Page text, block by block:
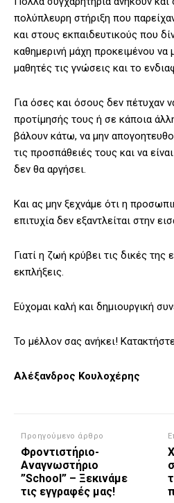
πολύπλευρη στήριξη που
και στους εκπαιδευτικούς που
καθημερινή μάχη προκειμένου
μαθητές τις γνώσεις και το
Για όσες και όσους δεν πέτυχαν
προτίμησής τους ή σε κάποια
βάλουν κάτω, να μην
τις προσπάθειές τους και να
δεν θα αργήσει.
Και ας μην ξεχνάμε ότι η
επιτυχία δεν εξαντλείται στην
Γιατί η ζωή κρύβει τις δικές της
εκπλήξεις.
Εύχομαι καλή και δημιουργική
Το μέλλον σας ανήκει!
Αλέξανδρος Κουλοχέρης
Προηγούμενο άρθρο
Φροντιστήριο-
Αναγνωστήριο
”School” – Ξεκινάμε
τις εγγραφές μας!